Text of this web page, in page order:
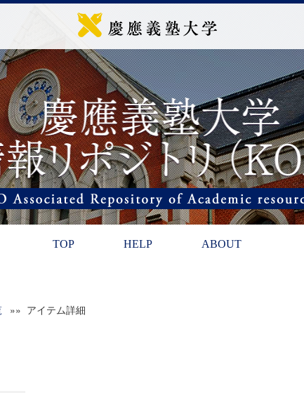
TOP HELP ABOUT
»» アイテム詳細